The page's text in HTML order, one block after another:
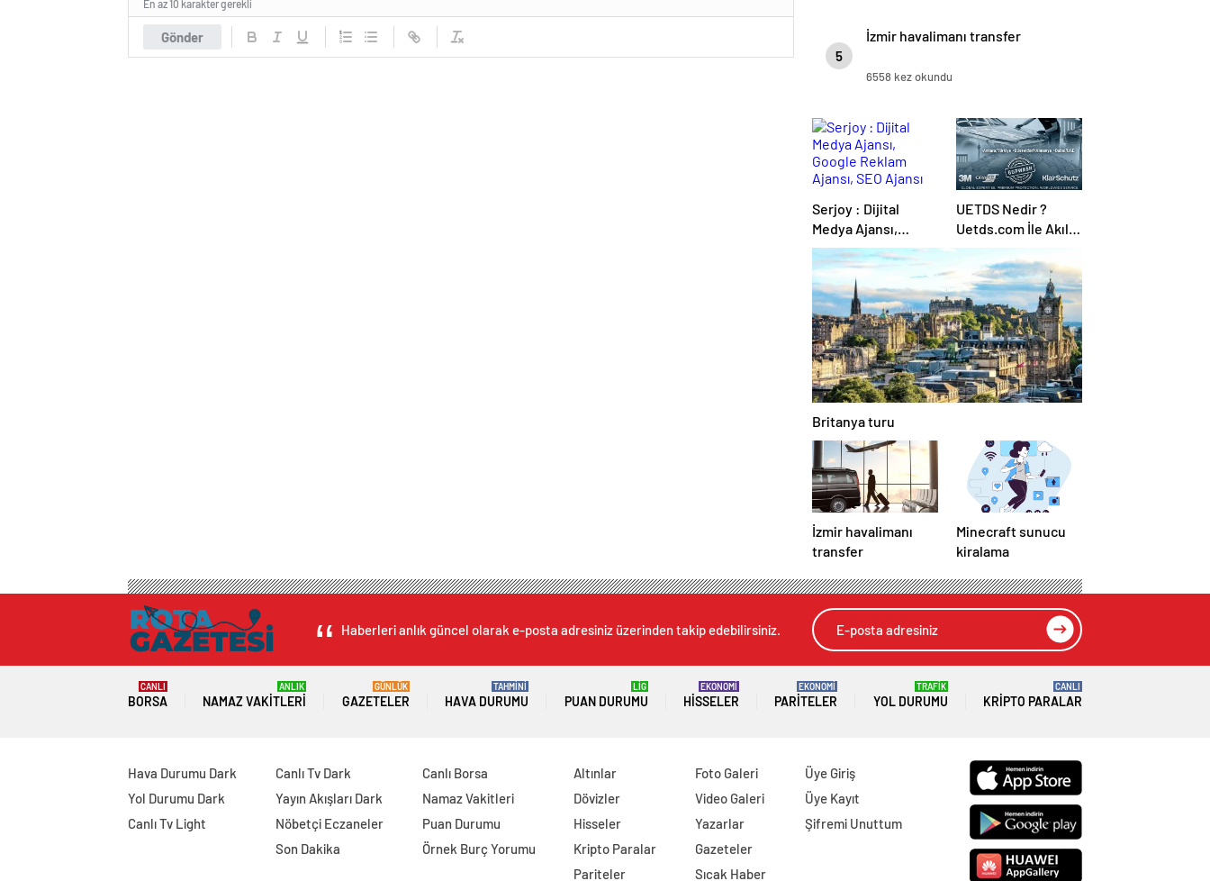
Gönder
En az 10 karakter gerekli
5
İzmir havalimanı transfer
6558 kez okundu
Serjoy : Dijital
Medya Ajansı,
Google Reklam
Ajansı, SEO Ajansı
ve Web Tasarım
Ajansı
UETDS Nedir ?
Uetds.com İle Akıllı
Dijital Taşımacılık
Yazılımı
Britanya turu
İzmir havalimanı
transfer
Minecraft sunucu
kiralama
Haberleri anlık güncel olarak e-posta adresiniz üzerinden takip edebilirsiniz.
BORSA
CANLI
NAMAZ VAKITLERI
ANLIK
GAZETELER
GÜNLÜK
HAVA DURUMU
TAHMİNİ
PUAN DURUMU
LİG
HISSELER
EKONOMİ
PARITELER
EKONOMİ
YOL DURUMU
TRAFİK
KRIPTO PARALAR
CANLI
Hava Durumu Dark
Yol Durumu Dark
Canlı Tv Light
Canlı Tv Dark
Yayın Akışları Dark
Nöbetçi Eczaneler
Son Dakika
Canlı Borsa
Namaz Vakitleri
Puan Durumu
Örnek Burç Yorumu
Altınlar
Dövizler
Hisseler
Kripto Paralar
Pariteler
Foto Galeri
Video Galeri
Yazarlar
Gazeteler
Sıcak Haber
Üye Giriş
Üye Kayıt
Şifremi Unuttum